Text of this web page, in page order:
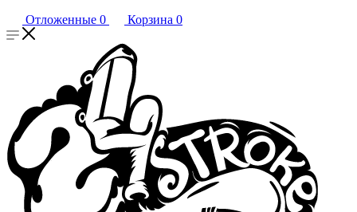
Отложенные 0 Корзина 0